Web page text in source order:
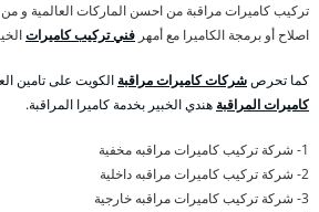
تركيب كاميرات مراقبة من احسن الماركات العالمية و من
اصلاح أو برمجة الكاميرا مع أمهر فني تركيب كاميرات
كما تحرصشركات كاميرات مراقبة الكويت على تامين
كاميرات المراقبة هندي الخبير بخدمة كاميرا المراقبة.
1- شركة تركيب كاميرات مراقبه مخفية
2- شركة تركيب كاميرات مراقبه داخلية
3- شركة تركيب كاميرات مراقبه خارجية